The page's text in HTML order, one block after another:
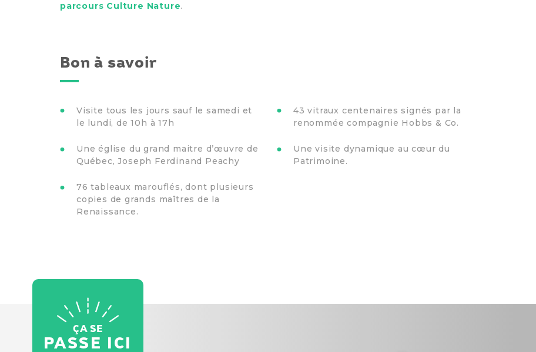
parcours Culture Nature.
Bon à savoir
Visite tous les jours sauf le samedi et
le lundi, de 10h à 17h
Une église du grand maitre d’œuvre de
Québec, Joseph Ferdinand Peachy
76 tableaux marouflés, dont plusieurs
copies de grands maîtres de la
Renaissance.
43 vitraux centenaires signés par la
renommée compagnie Hobbs & Co.
Une visite dynamique au cœur du
Patrimoine.
ÇA SE
PASSE ICI